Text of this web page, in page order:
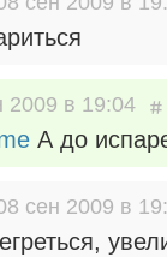
2009 в 19:04
А до
сен 2009 в